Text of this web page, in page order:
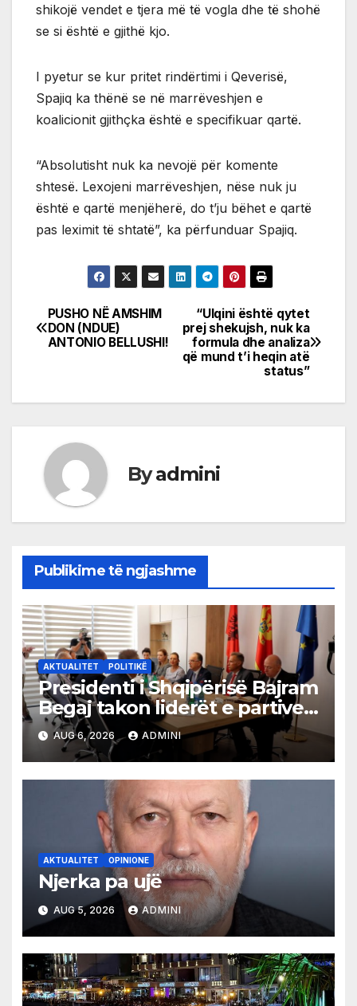
shikojë vendet e tjera më të vogla dhe të shohë
se si është e gjithë kjo.
I pyetur se kur pritet rindërtimi i Qeverisë,
Spajiq ka thënë se në marrëveshjen e
koalicionit gjithçka është e specifikuar qartë.
“Absolutisht nuk ka nevojë për komente
shtesë. Lexojeni marrëveshjen, nëse nuk ju
është e qartë menjëherë, do t’ju bëhet e qartë
pas leximit të shtatë”, ka përfunduar Spajiq.
Post
navigation
“Ulqini është qytet
prej shekujsh, nuk ka
formula dhe analiza
që mund t’i heqin atë
status”
PUSHO NË AMSHIM
DON (NDUE)
ANTONIO BELLUSHI!
Byadmini
Publikime të ngjashme
AKTUALITET POLITIKË
Presidenti i Shqipërisë Bajram
Begaj takon liderët e partive
shqiptare në Ulqin
AUG 6, 2026 ADMINI
AKTUALITET OPINIONE
Njerka pa ujë
AUG 5, 2026 ADMINI